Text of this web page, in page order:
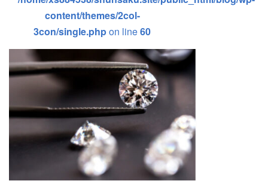
content/themes/2col-
3con/single.phpon line60